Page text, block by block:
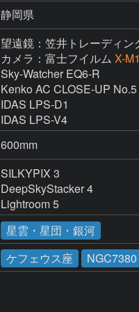
静岡県
望遠鏡：笠井トレーディン
カメラ：富士フイルム X-M1
Sky-Watcher EQ6-R
Kenko AC CLOSE-UP No.5
IDAS LPS-D1
IDAS LPS-V4
600mm
SILKYPIX 3
DeepSkyStacker 4
Lightroom 5
星雲・星団・銀河
ケフェウス座 NGC7380